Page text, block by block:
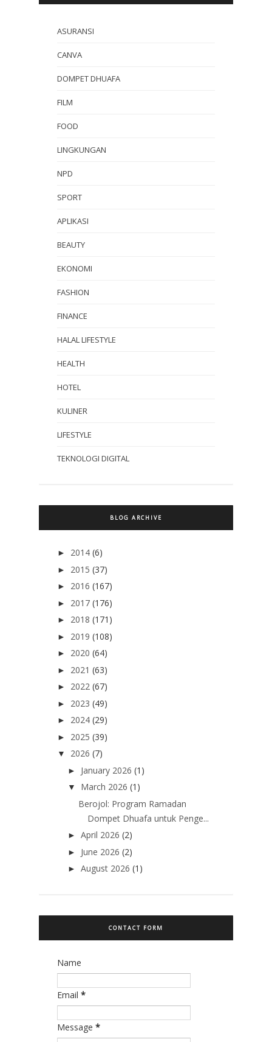
ASURANSI
CANVA
DOMPET DHUAFA
FILM
FOOD
LINGKUNGAN
NPD
SPORT
APLIKASI
BEAUTY
EKONOMI
FASHION
FINANCE
HALAL LIFESTYLE
HEALTH
HOTEL
KULINER
LIFESTYLE
TEKNOLOGI DIGITAL
BLOG ARCHIVE
► 2014 (6)
► 2015 (37)
► 2016 (167)
► 2017 (176)
► 2018 (171)
► 2019 (108)
► 2020 (64)
► 2021 (63)
► 2022 (67)
► 2023 (49)
► 2024 (29)
► 2025 (39)
▼ 2026 (7)
► January 2026 (1)
▼ March 2026 (1)
Berojol: Program Ramadan
Dompet Dhuafa untuk Penge...
► April 2026 (2)
► June 2026 (2)
► August 2026 (1)
CONTACT FORM
Name
Email *
Message *